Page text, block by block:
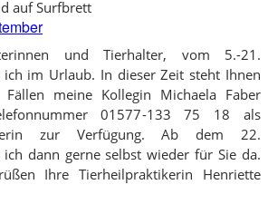
und Tierhalter, vom 5.-21.
im Urlaub. In dieser Zeit steht Ihnen
meine Kollegin Michaela Faber
01577-133 75 18 als
zur Verfügung. Ab dem 22.
dann gerne selbst wieder für Sie da.
Ihre Tierheilpraktikerin Henriette